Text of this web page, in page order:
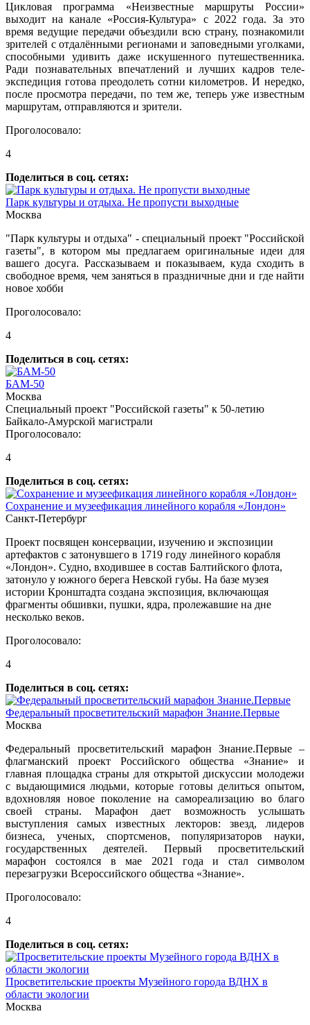
Цикловая программа «Неизвестные маршруты России»
выходит на канале «Россия-Культура» с 2022 года. За это
время ведущие передачи объездили всю страну, познакомили
зрителей с отдалёнными регионами и заповедными уголками,
способными удивить даже искушенного путешественника.
Ради познавательных впечатлений и лучших кадров теле-
экспедиция готова преодолеть сотни километров. И нередко,
после просмотра передачи, по тем же, теперь уже известным
маршрутам, отправляются и зрители.
Проголосовало:
4
Поделиться в соц. сетях:
Парк культуры и отдыха. Не пропусти выходные
Москва
"Парк культуры и отдыха" - специальный проект "Российской
газеты", в котором мы предлагаем оригинальные идеи для
вашего досуга. Рассказываем и показываем, куда сходить в
свободное время, чем заняться в праздничные дни и где найти
новое хобби
Проголосовало:
4
Поделиться в соц. сетях:
БАМ-50
Москва
Специальный проект "Российской газеты" к 50-летию
Байкало-Амурской магистрали
Проголосовало:
4
Поделиться в соц. сетях:
Сохранение и музеефикация линейного корабля «Лондон»
Санкт-Петербург
Проект посвящен консервации, изучению и экспозиции
артефактов с затонувшего в 1719 году линейного корабля
«Лондон». Судно, входившее в состав Балтийского флота,
затонуло у южного берега Невской губы. На базе музея
истории Кронштадта создана экспозиция, включающая
фрагменты обшивки, пушки, ядра, пролежавшие на дне
несколько веков.
Проголосовало:
4
Поделиться в соц. сетях:
Федеральный просветительский марафон Знание.Первые
Москва
Федеральный просветительский марафон Знание.Первые –
флагманский проект Российского общества «Знание» и
главная площадка страны для открытой дискуссии молодежи
с выдающимися людьми, которые готовы делиться опытом,
вдохновляя новое поколение на самореализацию во благо
своей страны. Марафон дает возможность услышать
выступления самых известных лекторов: звезд, лидеров
бизнеса, ученых, спортсменов, популяризаторов науки,
государственных деятелей. Первый просветительский
марафон состоялся в мае 2021 года и стал символом
перезагрузки Всероссийского общества «Знание».
Проголосовало:
4
Поделиться в соц. сетях:
Просветительские проекты Музейного города ВДНХ в
области экологии
Москва